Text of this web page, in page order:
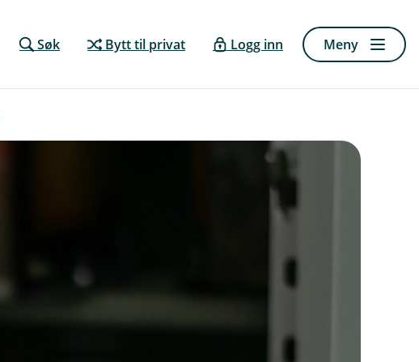
Søk Bytt til privat Logg inn Meny